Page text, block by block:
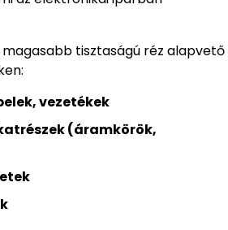
magasabb tisztaságú réz alapvető
vezetékek
(áramkörök,